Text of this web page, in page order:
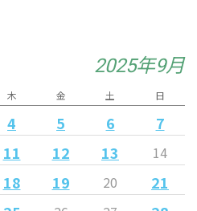
2025年9月
木 金 土 日
4 5 6 7
11 12 13 14
18 19 20
21